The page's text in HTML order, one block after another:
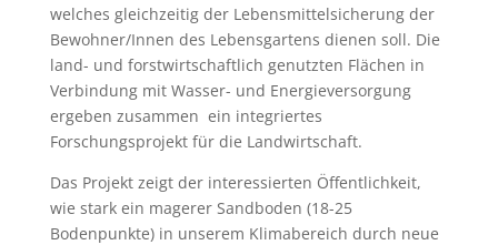
welches gleichzeitig der Lebensmittelsicherung der
Bewohner/Innen des Lebensgartens dienen soll. Die
land- und forstwirtschaftlich genutzten Flächen in
Verbindung mit Wasser- und Energieversorgung
ergeben zusammen ein integriertes
Forschungsprojekt für die Landwirtschaft.
Das Projekt zeigt der interessierten Öffentlichkeit,
wie stark ein magerer Sandboden (18-25
Bodenpunkte) in unserem Klimabereich durch neue